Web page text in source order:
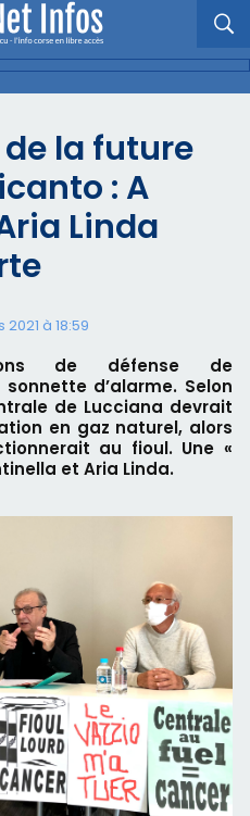
la future
: A
Linda
à 18:59
de défense de
d’alarme. Selon
de Lucciana devrait
en gaz naturel, alors
au fioul. Une «
et Aria Linda.